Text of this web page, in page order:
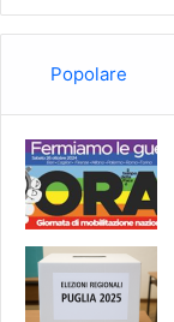
Popolare